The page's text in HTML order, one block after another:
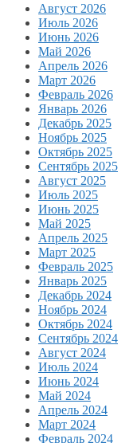
Август 2026
Июль 2026
Июнь 2026
Май 2026
Апрель 2026
Март 2026
Февраль 2026
Январь 2026
Декабрь 2025
Ноябрь 2025
Октябрь 2025
Сентябрь 2025
Август 2025
Июль 2025
Июнь 2025
Май 2025
Апрель 2025
Март 2025
Февраль 2025
Январь 2025
Декабрь 2024
Ноябрь 2024
Октябрь 2024
Сентябрь 2024
Август 2024
Июль 2024
Июнь 2024
Май 2024
Апрель 2024
Март 2024
Февраль 2024